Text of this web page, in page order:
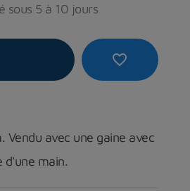
sous 5 à 10 jours
favorite_border
Vendu avec une gaine avec
d'une main.